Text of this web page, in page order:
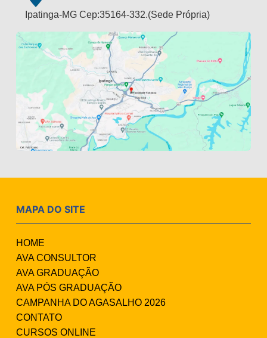
Ipatinga-MG Cep:35164-332.(Sede Própria)
MAPA DO SITE
HOME
AVA CONSULTOR
AVA GRADUAÇÃO
AVA PÓS GRADUAÇÃO
CAMPANHA DO AGASALHO 2026
CONTATO
CURSOS ONLINE